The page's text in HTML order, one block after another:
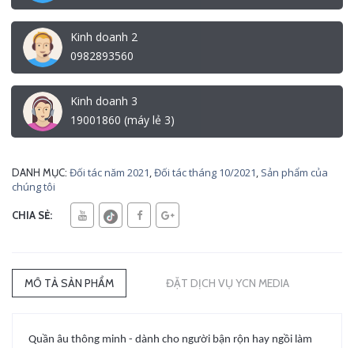
Kinh doanh 2
0982893560
Kinh doanh 3
19001860 (máy lẻ 3)
DANH MỤC: Đối tác năm 2021,Đối tác tháng 10/2021, Sản phẩm của
chúng tôi
CHIA SẺ:
MÔ TẢ SẢN PHẨM ĐẶT DỊCH VỤ YCN MEDIA
Quần âu thông minh - dành cho người bận rộn hay ngồi làm